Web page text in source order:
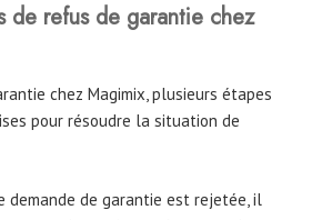
de refus de garantie chez
chez Magimix, plusieurs étapes
pour résoudre la situation de
demande de garantie est rejetée, il